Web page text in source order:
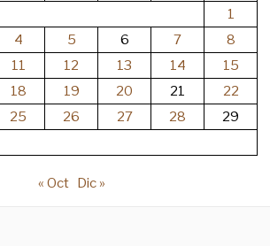
1
4 5 6 7
8
11 12 13 14
15
18 19 20 21
22
25 26 27 28
29
« Oct Dic »